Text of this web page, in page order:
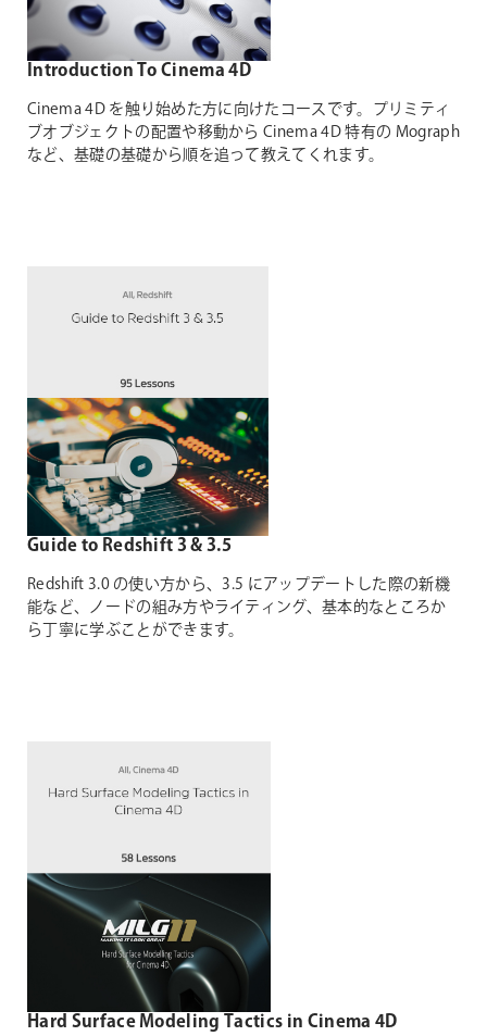
Introduction To Cinema 4D
Cinema 4D を触り始めた方に向けたコースです。プリミティ
ブオブジェクトの配置や移動から Cinema 4D 特有の Mograph
など、基礎の基礎から順を追って教えてくれます。
Guide to Redshift 3 & 3.5
Redshift 3.0 の使い方から、3.5 にアップデートした際の新機
能など、ノードの組み方やライティング、基本的なところか
ら丁寧に学ぶことができます。
Hard Surface Modeling Tactics in Cinema 4D